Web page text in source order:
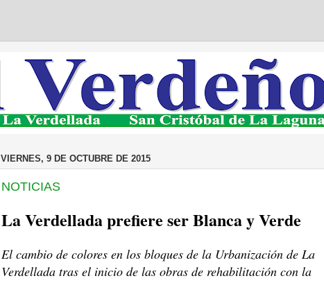
VIERNES, 9 DE OCTUBRE DE 2015
NOTICIAS
La Verdelladaprefiere ser Blanca y Verde
El cambio de colores en los bloques de la Urbanización de La
Verdellada tras el inicio de las obras de rehabilitación con la